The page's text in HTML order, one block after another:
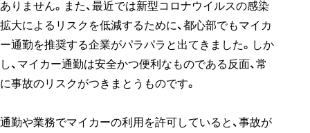
ありません。また、最近では新型コロナウイルスの感染
拡大によるリスクを低減するために、都心部でもマイカ
ー通勤を推奨する企業がパラパラと出てきました。しか
し、マイカー通勤は安全かつ便利なものである反面、常
に事故のリスクがつきまとうものです。
通勤や業務でマイカーの利用を許可していると、事故が